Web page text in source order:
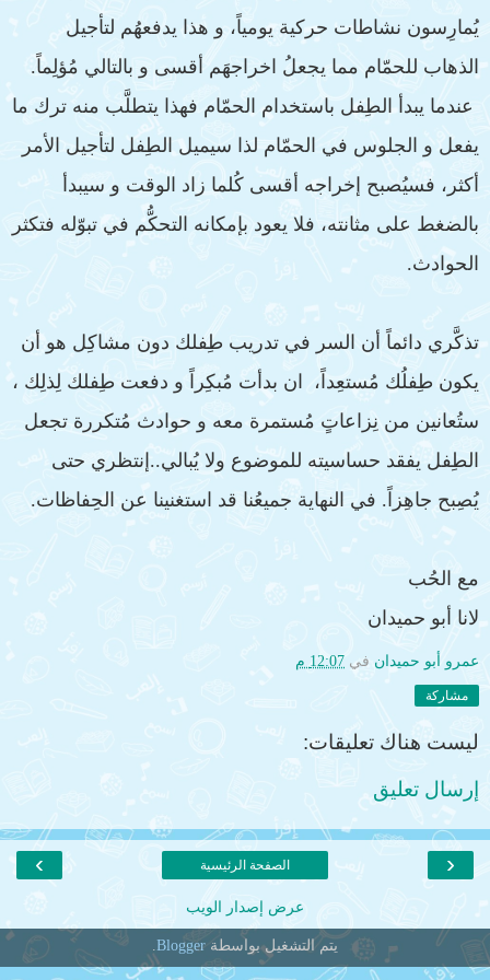
يُمارِسون نشاطات حركية يومياً، و هذا يدفعهُم لتأجيل
الذهاب للحمّام مما يجعلُ اخراجهَم أقسى و بالتالي مُؤلِماً.
عندما يبدأ الطِفل باستخدام الحمّام فهذا يتطلَّب منه ترك ما
يفعل و الجلوس في الحمّام لذا سيميل الطِفل لتأجيل الأمر
أكثر، فسيُصبح إخراجه أقسى كُلما زاد الوقت و سيبدأ
بالضغط على مثانته، فلا يعود بإمكانه التحكُّم في تبوّله فتكثر
الحوادث.
تذكَّري دائماً أن السر في تدريب طِفلك دون مشاكِل هو أن
يكون طِفلُك مُستعِداً، ان بدأت مُبكِراً و دفعت طِفلك لِذلِك ،
ستُعانين من نِزاعاتٍ مُستمرة معه و حوادث مُتكررة تجعل
الطِفل يفقد حساسيته للموضوع ولا يُبالي..إنتظري حتى
يُصِبح جاهِزاً. في النهاية جميعُنا قد استغنينا عن الحِفاظات.
مع الحُب
لانا أبو حميدان
عمرو أبو حميدان في 12:07 م
مشاركة
ليست هناك تعليقات:
إرسال تعليق
‹
› الصفحة الرئيسية
عرض إصدار الويب
يتم التشغيل بواسطة Blogger